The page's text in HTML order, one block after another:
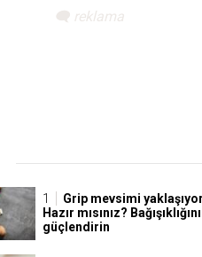
Grip mevsimi
Hazır mısınız?
güçlendirin